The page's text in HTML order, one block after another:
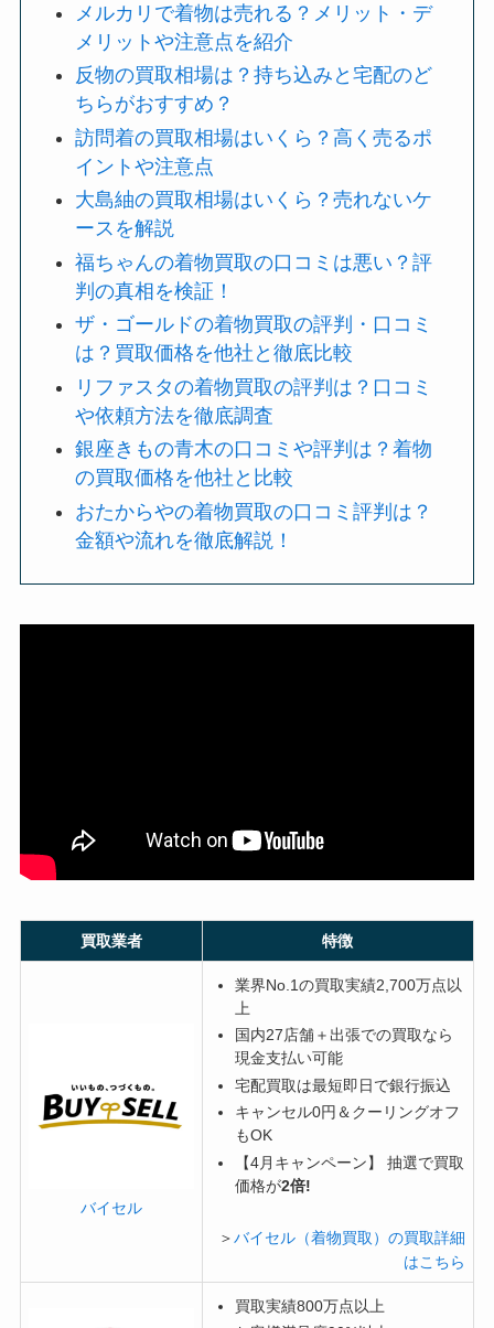
メルカリで着物は売れる？メリット・デ
メリットや注意点を紹介
反物の買取相場は？持ち込みと宅配のど
ちらがおすすめ？
訪問着の買取相場はいくら？高く売るポ
イントや注意点
大島紬の買取相場はいくら？売れないケ
ースを解説
福ちゃんの着物買取の口コミは悪い？評
判の真相を検証！
ザ・ゴールドの着物買取の評判・口コミ
は？買取価格を他社と徹底比較
リファスタの着物買取の評判は？口コミ
や依頼方法を徹底調査
銀座きもの青木の口コミや評判は？着物
の買取価格を他社と比較
おたからやの着物買取の口コミ評判は？
金額や流れを徹底解説！
買取業者 特徴
バイセル
業界No.1の買取実績2,700万点以
上
国内27店舗＋出張での買取なら
現金支払い可能
宅配買取は最短即日で銀行振込
キャンセル0円＆クーリングオフ
もOK
【4月キャンペーン】 抽選で買取
価格が2倍!
＞バイセル（着物買取）の買取詳細
はこちら
買取実績800万点以上